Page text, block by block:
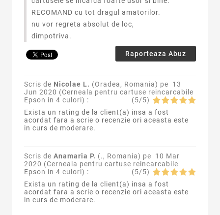
RECOMAND cu tot dragul amatorilor.
nu vor regreta absolut de loc,
dimpotriva.
Raporteaza Abuz
Scris de Nicolae L. (Oradea, Romania) pe 13
Jun 2020 (Cerneala pentru cartuse reincarcabile
Epson in 4 culori) : (5/5)
Exista un rating de la client(a) insa a fost
acordat fara a scrie o recenzie ori aceasta este
in curs de moderare.
Scris de Anamaria P. (., Romania) pe 10 Mar
2020 (Cerneala pentru cartuse reincarcabile
Epson in 4 culori) : (5/5)
Exista un rating de la client(a) insa a fost
acordat fara a scrie o recenzie ori aceasta este
in curs de moderare.